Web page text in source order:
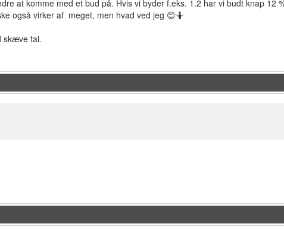
at komme med et bud på. Hvis vi byder f.eks. 1.2 har vi budt knap 12
også virker af meget, men hvad ved jeg 😊🤷
skæve tal.